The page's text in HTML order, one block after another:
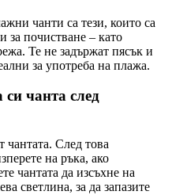
чанти са тези, които са
за почистване – като
Те не задържат пясък и
за употреба на плажа.
чанта след
чантата. След това
на ръка, ако
чантата да изсъхне на
светлина, за да запазите